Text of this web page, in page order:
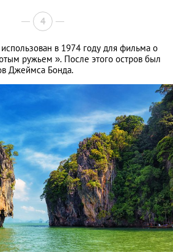
4
в 1974 году для фильма о
ружьем ». После этого остров был
Джеймса Бонда.